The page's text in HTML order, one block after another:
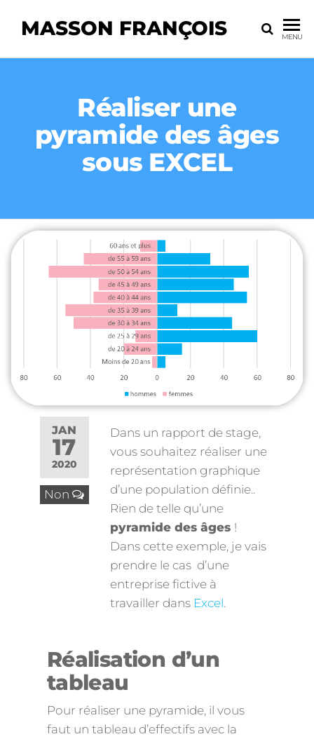
MASSON FRANÇOIS MENU
Réaliser une
pyramide des âges
sous EXCEL
JAN
17
2020
Non
Dans un rapport de stage,
vous souhaitez réaliser une
représentation graphique
d’une population définie..
Rien de telle qu’une
pyramide des âges !
Dans cette exemple, je vais
prendre le cas d’une
entreprise fictive à
travailler dans Excel.
Réalisation d’un
tableau
Pour réaliser une pyramide, il vous
faut un tableau d’effectifs avec la